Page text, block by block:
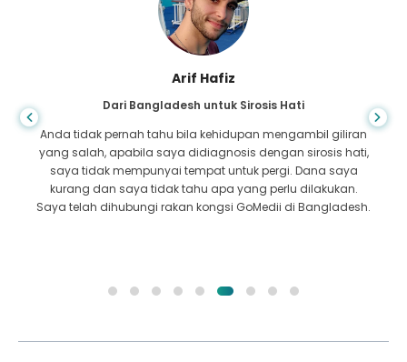
Arif Hafiz
Dari Bangladesh untuk Sirosis Hati
Anda tidak pernah tahu bila kehidupan mengambil giliran
yang salah, apabila saya didiagnosis dengan sirosis hati,
saya tidak mempunyai tempat untuk pergi. Dana saya
kurang dan saya tidak tahu apa yang perlu dilakukan.
Saya telah dihubungi rakan kongsi GoMedii di Bangladesh.